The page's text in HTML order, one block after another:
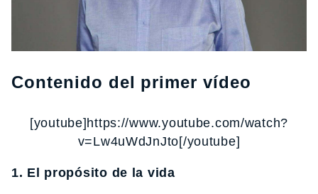
Contenido del primer vídeo
[youtube]https://www.youtube.com/watch?
v=Lw4uWdJnJto[/youtube]
1. El propósito de la vida